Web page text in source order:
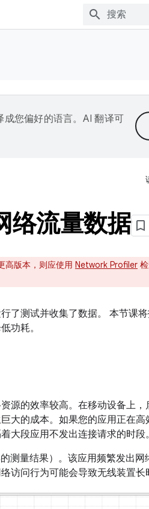
您偏好的语言。AI 翻译可
络流量数据
高版本，则应使用 Network Profiler
了测试并收集了数据。 本节课
功耗。
源的效率较高。在移动设备上
大的成本。如果您的应用正在
大段应用不发出连接请求的时段。
测量结果）。该应用频繁发出
访问行为可能会导致无线装置